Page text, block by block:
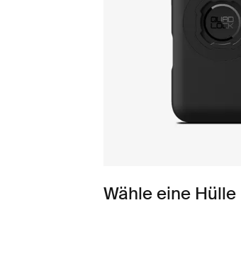
Wähle eine Hülle